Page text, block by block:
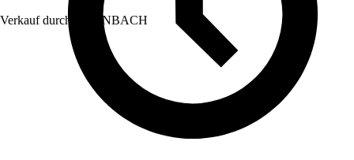
Verkauf durch: HORNBACH